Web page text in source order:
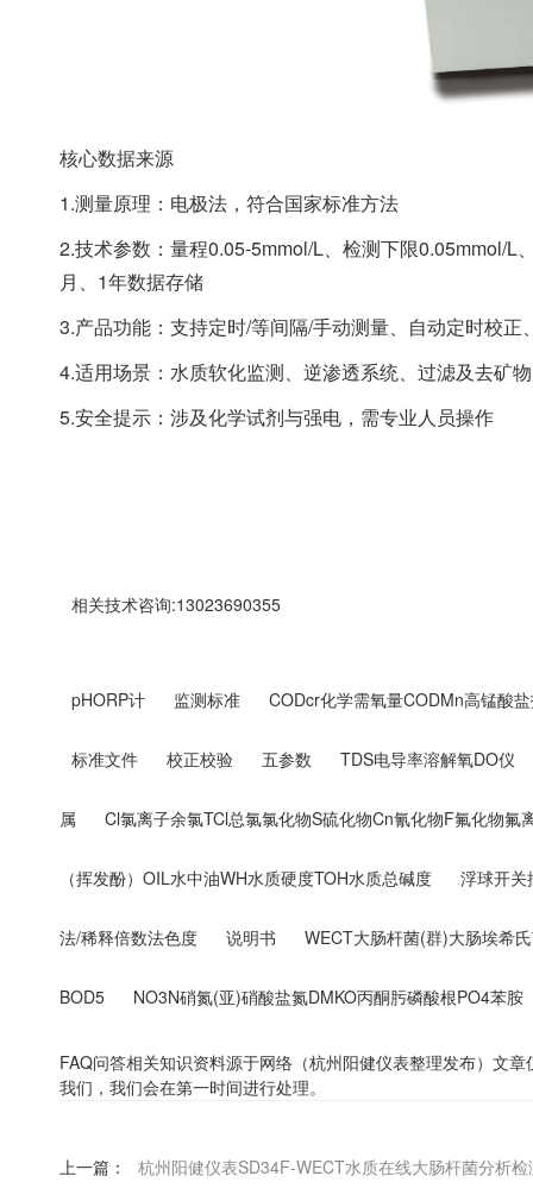
核心数据来源
1.测量原理：电极法，符合国家标准方法
2.技术参数：量程0.05-5mmol/L、检测下限0.05mmol/
月、1年数据存储
3.产品功能：支持定时/等间隔/手动测量、自动定时校
4.适用场景：水质软化监测、逆渗透系统、过滤及去矿
5.安全提示：涉及化学试剂与强电，需专业人员操作
相关技术咨询:13023690355
pHORP计 监测标准 CODcr化学需氧量CODMn高锰酸
标准文件 校正校验 五参数 TDS电导率溶解氧DO仪
属 Cl氯离子余氯TCl总氯氯化物S硫化物Cn氰化物F氟化物氟
（挥发酚）OIL水中油WH水质硬度TOH水质总碱度 浮球开关
法/稀释倍数法色度 说明书 WECT大肠杆菌(群)大肠埃希
BOD5 NO3N硝氮(亚)硝酸盐氮DMKO丙酮肟磷酸根PO4苯胺
FAQ问答相关知识资料源于网络（杭州阳健仪表整理发布）文
我们，我们会在第一时间进行处理。
上一篇： 杭州阳健仪表SD34F-WECT水质在线大肠杆菌分析